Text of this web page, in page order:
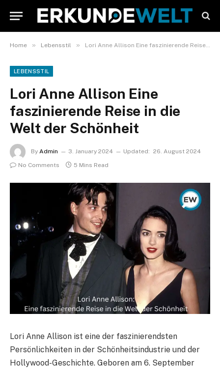
Home » Lebensstil » Lori Anne Allison Eine faszinierende Reise in die Welt der Schönheit
LEBENSSTIL
Lori Anne Allison Eine
faszinierende Reise in die
Welt der Schönheit
By Admin 3. January 2024 Updated: 26. August 2024
No Comments
5 Mins Read
Lori Anne Allison ist eine der faszinierendsten
Persönlichkeiten in der Schönheitsindustrie und der
Hollywood-Geschichte. Geboren am 6. September